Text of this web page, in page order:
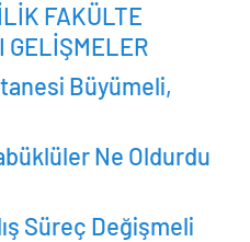
FAKÜLTE
GELİŞMELER
Büyümeli,
Ne Oldurdu
Süreç Değişmeli